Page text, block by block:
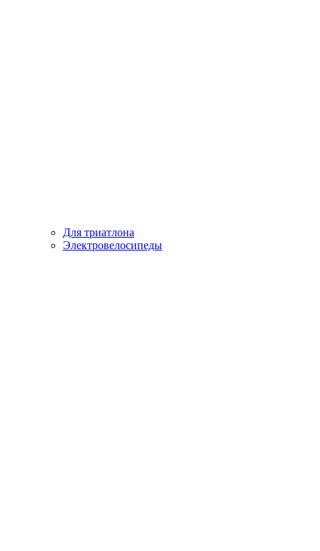
Для триатлона
Электровелосипеды